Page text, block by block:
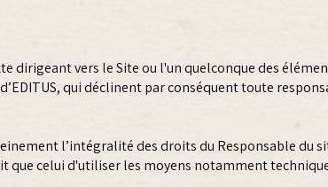
dirigeant vers le Site ou l'un quelconque des
qui déclinent par conséquent toute
l’intégralité des droits du Responsable du
que celui d'utiliser les moyens notamment